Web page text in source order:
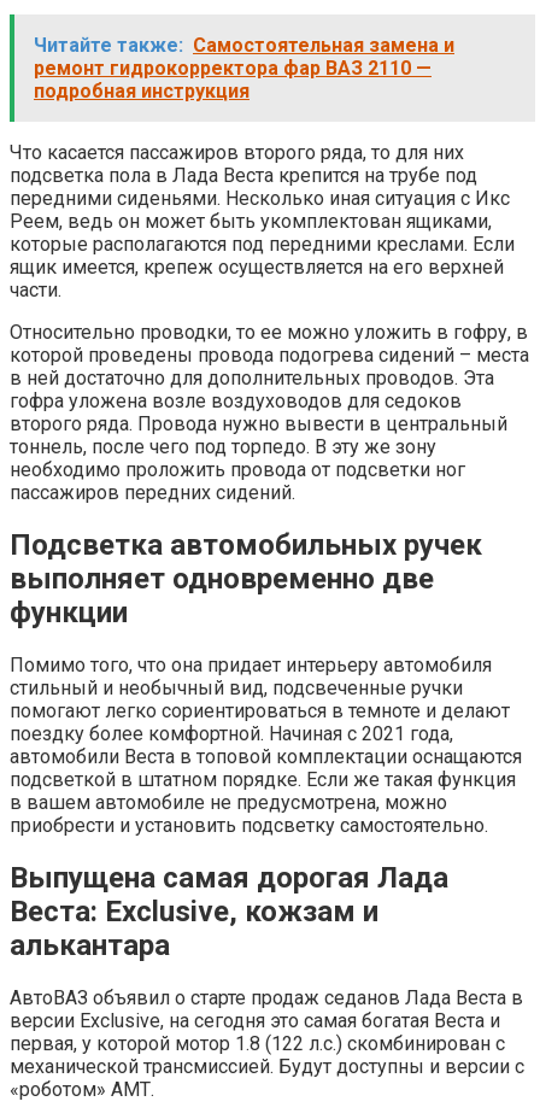
Читайте также: Самостоятельная замена и
ремонт гидрокорректора фар ВАЗ 2110 —
подробная инструкция
Что касается пассажиров второго ряда, то для них
подсветка пола в Лада Веста крепится на трубе под
передними сиденьями. Несколько иная ситуация с Икс
Реем, ведь он может быть укомплектован ящиками,
которые располагаются под передними креслами. Если
ящик имеется, крепеж осуществляется на его верхней
части.
Относительно проводки, то ее можно уложить в гофру, в
которой проведены провода подогрева сидений – места
в ней достаточно для дополнительных проводов. Эта
гофра уложена возле воздуховодов для седоков
второго ряда. Провода нужно вывести в центральный
тоннель, после чего под торпедо. В эту же зону
необходимо проложить провода от подсветки ног
пассажиров передних сидений.
Подсветка автомобильных ручек
выполняет одновременно две
функции
Помимо того, что она придает интерьеру автомобиля
стильный и необычный вид, подсвеченные ручки
помогают легко сориентироваться в темноте и делают
поездку более комфортной. Начиная с 2021 года,
автомобили Веста в топовой комплектации оснащаются
подсветкой в штатном порядке. Если же такая функция
в вашем автомобиле не предусмотрена, можно
приобрести и установить подсветку самостоятельно.
Выпущена самая дорогая Лада
Веста: Exclusive, кожзам и
алькантара
АвтоВАЗ объявил о старте продаж седанов Лада Веста в
версии Exсlusive, на сегодня это самая богатая Веста и
первая, у которой мотор 1.8 (122 л.с.) скомбинирован с
механической трансмиссией. Будут доступны и версии с
«роботом» АМТ.